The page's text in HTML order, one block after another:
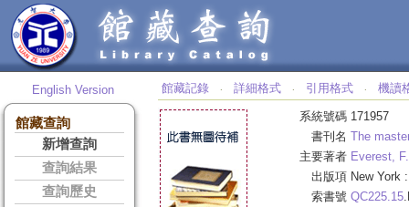
English Version
館藏查詢
新增查詢
查詢結果
查詢歷史
館藏記錄 ‧ 詳細格式 ‧ 引用格式 ‧ 機讀
系統號碼 171957
書刊名 The
主要著者 Everest,
出版項 New York
索書號 QC225.15